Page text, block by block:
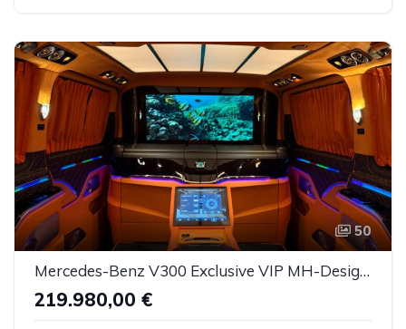
50
Mercedes-Benz V300 Exclusive VIP MH-Design Luxussitze Sbel TV
219.980,00 €